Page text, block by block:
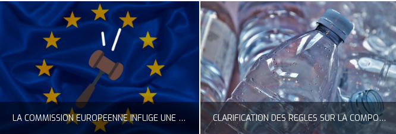
LA COMMISSION EUROPÉENNE INFLIGE UNE AMENDE RECORD À GOOGLE CLARIFICATION DES RÈGLES SUR LA COMPOSITION DES BOUTEILLES PLASTIQUES